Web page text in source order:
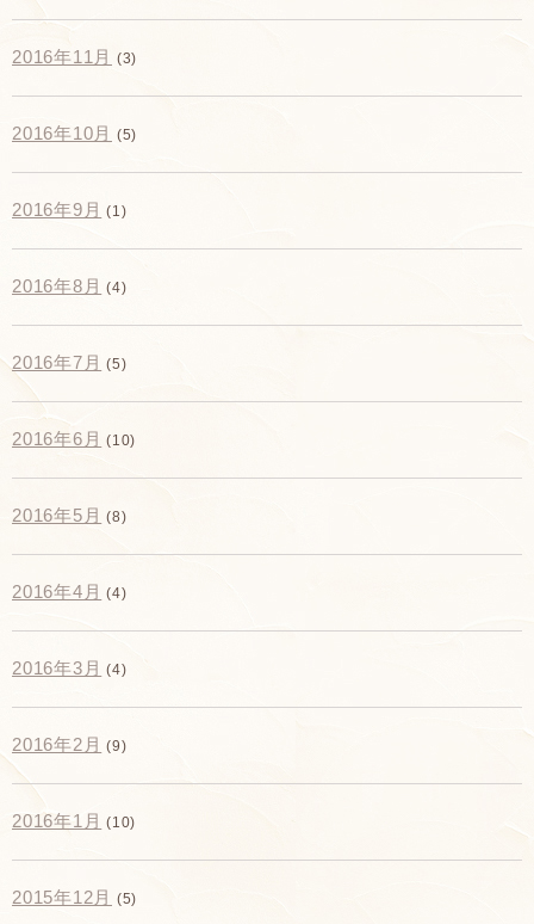
2016年11月 (3)
2016年10月 (5)
2016年9月 (1)
2016年8月 (4)
2016年7月 (5)
2016年6月 (10)
2016年5月 (8)
2016年4月 (4)
2016年3月 (4)
2016年2月 (9)
2016年1月 (10)
2015年12月 (5)